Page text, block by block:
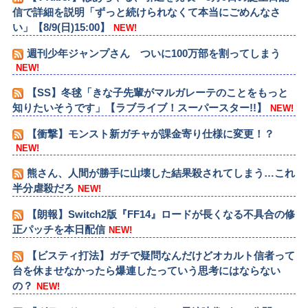
信で詳細を説明「ずっと続けられなくて本当にごめんなさ
い」【8/9(日)15:00】
NEW!
週刊少年ジャンプさん ついに100万部を割ってしまう
NEW!
【SS】冬毬「きな子先輩がマルガレーテのことをもっと
知りたいそうです」【ラブライブ！スーパースター!!】
NEW!
【衝撃】モンスト新ガチャが課金寄り仕様に変更！？
NEW!
熊さん、人間が勝手に山壊した結果殺されてしまう…これ
半分虐殺だろ NEW!
【朗報】Switch2版『FF14』ロードが長くなる不具合の修
正パッチを本日配信 NEW!
【ビスティ打法】ガチで疑問なんだけどオカルト信者って
台を休ませなかったら爆連したっていう思考にはならない
の？ NEW!